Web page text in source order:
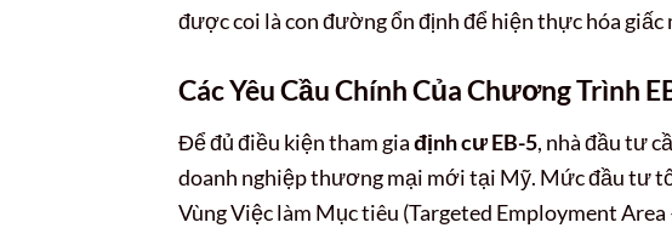
được coi là con đường ổn định để hiện thực hóa giấc
Các Yêu Cầu Chính Của Chương Trình
Để đủ điều kiện tham giađịnh cư EB-5, nhà đầu tư
doanh nghiệp thương mại mới tại Mỹ. Mức đầu tư
Vùng Việc làm Mục tiêu (Targeted Employment